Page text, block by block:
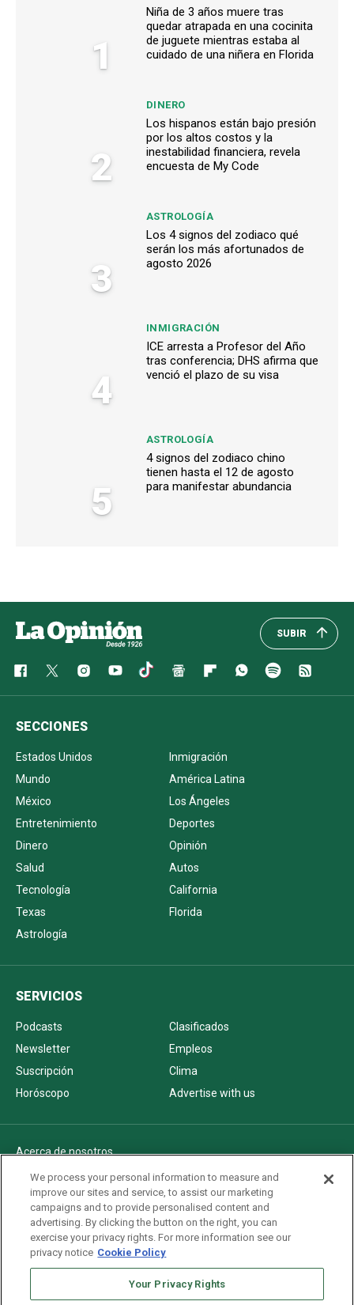
1
Niña de 3 años muere tras
quedar atrapada en una cocinita
de juguete mientras estaba al
cuidado de una niñera en Florida
2
DINERO
Los hispanos están bajo presión
por los altos costos y la
inestabilidad financiera, revela
encuesta de My Code
3
ASTROLOGÍA
Los 4 signos del zodiaco qué
serán los más afortunados de
agosto 2026
4
INMIGRACIÓN
ICE arresta a Profesor del Año
tras conferencia; DHS afirma que
venció el plazo de su visa
5
ASTROLOGÍA
4 signos del zodiaco chino
tienen hasta el 12 de agosto
para manifestar abundancia
SUBIR
SECCIONES
Estados Unidos
Inmigración
Mundo
América Latina
México
Los Ángeles
Entretenimiento
Deportes
Dinero
Opinión
Salud
Autos
Tecnología
California
Texas
Florida
Astrología
SERVICIOS
Podcasts
Clasificados
Newsletter
Empleos
Suscripción
Clima
Horóscopo
Advertise with us
Acerca de nosotros
Politica de privacidad
Pautas Editoriales
AdChoices
Advertise with us
Newsletters
We process your personal information to measure and
improve our sites and service, to assist our marketing
campaigns and to provide personalised content and
advertising. By clicking the button on the right, you can
exercise your privacy rights. For more information see our
privacy notice Cookie Policy
Your Privacy Rights